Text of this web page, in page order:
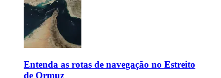
Entenda as rotas de navegação no Estreito
de Ormuz